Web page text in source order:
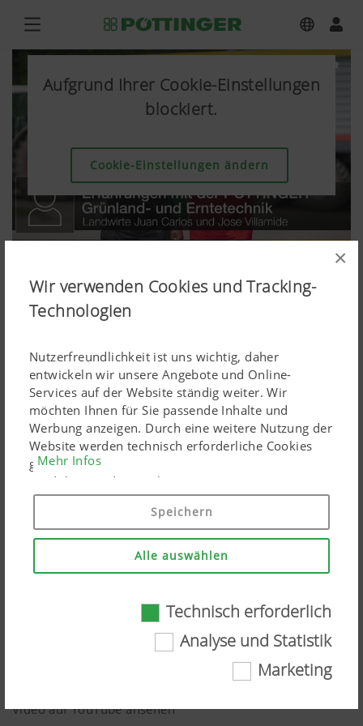
×
Wir verwenden Cookies und Tracking-
Technologien
Nutzerfreundlichkeit ist uns wichtig, daher
entwickeln wir unsere Angebote und Online-
Services auf der Website ständig weiter. Wir
möchten Ihnen für Sie passende Inhalte und
Werbung anzeigen. Durch eine weitere Nutzung der
Website werden technisch erforderliche Cookies
gesetzt. Personenbezogene Google-Marketing-
Produkte werden Cookies nur eingesetzt, wenn Sie
Ihre Einwilligung erteilen ("Allem zustimmen"). Sie
können ebenso individuelle Einstellungen mittels
der angeführten Checkboxen treffen.
Technisch erforderlich
Gewisse Web-Technologien und Cookies tragen
zugänglich und userfreundlich darzustellen.
Mehr Infos
Speichern
Alle auswählen
Technisch erforderlich
Analyse und Statistik
Marketing
Aufgrund Ihrer Cookie-Einstellungen
blockiert.
Cookie-Einstellungen ändern
Juan Carlos und Jose Villamide teilen
ihre Erfahrungen mit der PÖTTINGER
Grünland-und Erntetechnik
Video auf YouTube ansehen